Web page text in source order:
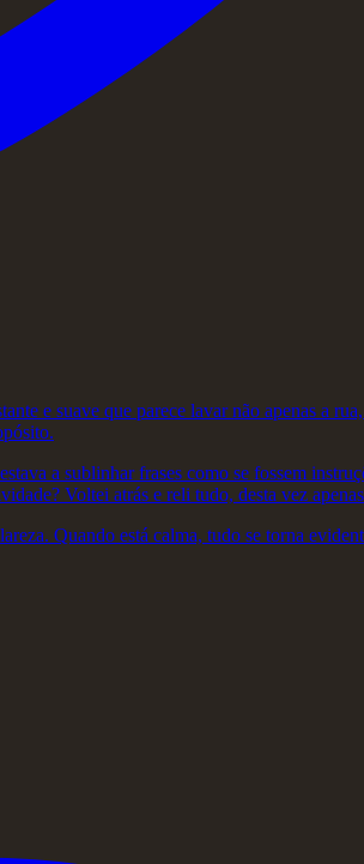
e suave que parece lavar não apenas a
a sublinhar frases como se fossem
Voltei atrás e reli tudo, desta vez
Quando está calma, tudo se torna